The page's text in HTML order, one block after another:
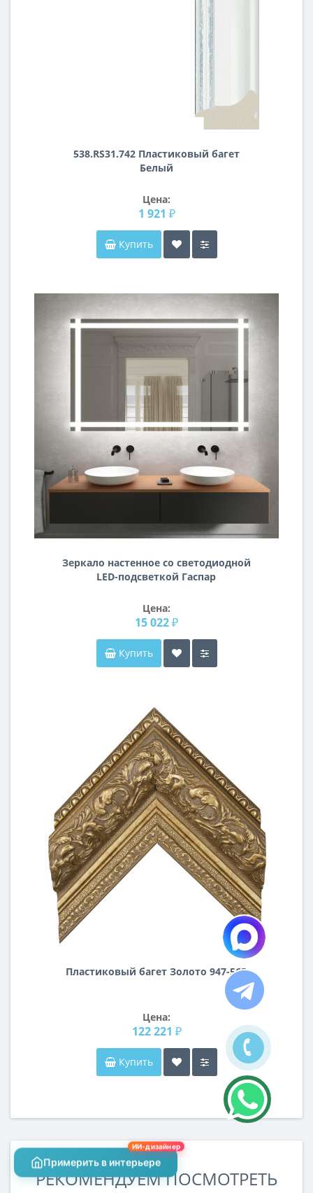
538.RS31.742 Пластиковый багет
Белый
Цена:
1 921 ₽
Купить
Зеркало настенное со светодиодной
LED-подсветкой Гаспар
Цена:
15 022 ₽
Купить
Пластиковый багет Золото 947-565
Цена:
122 221 ₽
Купить
РЕКОМЕНДУЕМ ПОСМОТРЕТЬ
Примерить в интерьере
ИИ-дизайнер